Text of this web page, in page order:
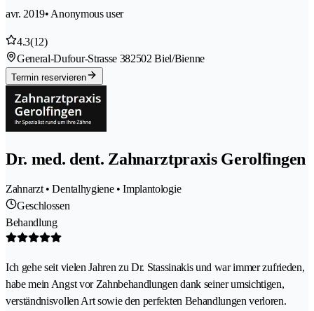
avr. 2019• Anonymous user
4.3(12)
General-Dufour-Strasse 382502 Biel/Bienne
Termin reservieren
Dr. med. dent. Zahnarztpraxis Gerolfingen
Zahnarzt • Dentalhygiene • Implantologie
Geschlossen
Behandlung
Ich gehe seit vielen Jahren zu Dr. Stassinakis und war immer zufrieden,
habe mein Angst vor Zahnbehandlungen dank seiner umsichtigen,
verständnisvollen Art sowie den perfekten Behandlungen verloren.